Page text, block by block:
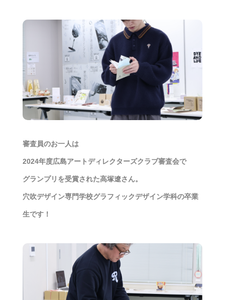
審査員のお一人は
2024年度広島アートディレクターズクラブ審査会で
グランプリを受賞された高塚遼さん。
穴吹デザイン専門学校グラフィックデザイン学科の卒業
生です！